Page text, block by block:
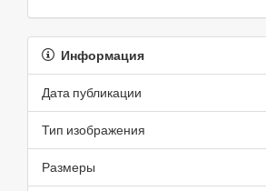
Информация
Дата публикации
Тип изображения
Размеры